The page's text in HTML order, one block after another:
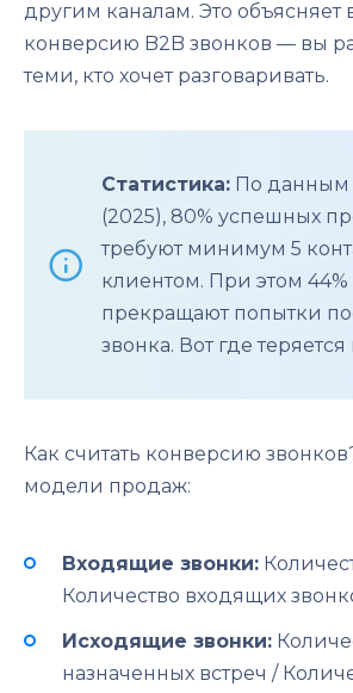
другим каналам. Это объясняет
конверсию B2B звонков — вы
теми, кто хочет разговаривать.
Статистика: По данным
(2025), 80% успешных
требуют минимум 5
клиентом. При этом
прекращают попытки
звонка. Вот где
Как считать конверсию
модели продаж:
Входящие звонки:
Количество входящих
Исходящие звонки:
назначенных встреч /